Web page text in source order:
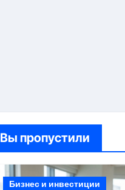
Вы пропустили
Бизнес и инвестиции